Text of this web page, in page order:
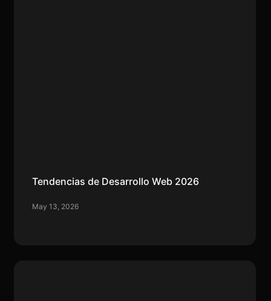
Tendencias de Desarrollo Web 2026
May 13, 2026